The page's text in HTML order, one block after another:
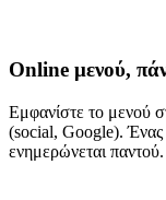
Online μενού,
Εμφανίστε το μενού
(social, Google). Ένας
ενημερώνεται παντού.